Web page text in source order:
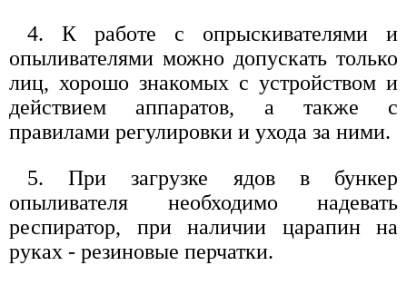
4. К работе с опрыскивателями и
опыливателями можно допускать только
лиц, хорошо знакомых с устройством и
действием аппаратов, а также с
правилами регулировки и ухода за ними.
5. При загрузке ядов в бункер
опыливателя необходимо надевать
респиратор, при наличии царапин на
руках - резиновые перчатки.